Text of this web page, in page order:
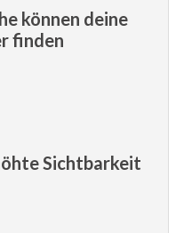
können deine
finden
Sichtbarkeit